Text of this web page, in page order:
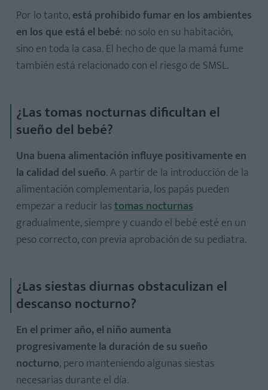
Por lo tanto,está prohibido fumar en los ambientes
en los que está el bebé: no solo en su habitación,
sino en toda la casa. El hecho de que la mamá fume
también está relacionado con el riesgo de SMSL.
¿Las tomas nocturnas dificultan el
sueño del bebé?
Una buena alimentación influye positivamente en
la calidad del sueño. A partir de la introducción de la
alimentación complementaria, los papás pueden
empezar a reducir lastomas nocturnas
gradualmente, siempre y cuando el bebé esté en un
peso correcto, con previa aprobación de su pediatra.
¿Las siestas diurnas obstaculizan el
descanso nocturno?
En el primer año, el niño aumenta
progresivamente la duración de su sueño
nocturno, pero manteniendo algunas siestas
necesarias durante el día.